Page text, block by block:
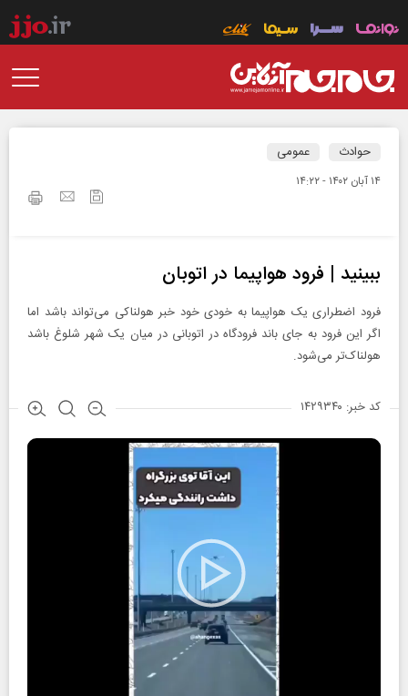
حوادث عمومی
۱۴ آبان ۱۴۰۲ - ۱۴:۲۲
ببینید | فرود هواپیما در اتوبان
فرود اضطراری یک هواپیما به خودی خود خبر هولناکی می‌تواند باشد اما
اگر این فرود به جای باند فرودگاه در اتوبانی در میان یک شهر شلوغ باشد
هولناک‌تر می‌شود.
کد خبر: ۱۴۲۹۳۴۰
Play
Video